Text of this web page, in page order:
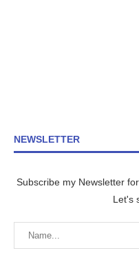
NEWSLETTER
Subscribe my Newsletter
Let's